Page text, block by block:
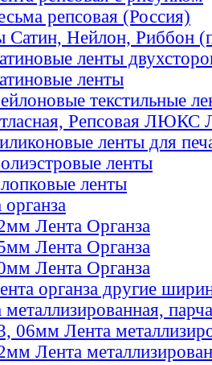
репсовая (Россия)
Сатин, Нейлон, Риббон
ленты
ленты
текстильные
Репсовая ЛЮКС
ленты для
ленты
ленты
Лента Органза
Лента Органза
Лента Органза
органза другие
металлизированная, парча
06мм Лента
Лента